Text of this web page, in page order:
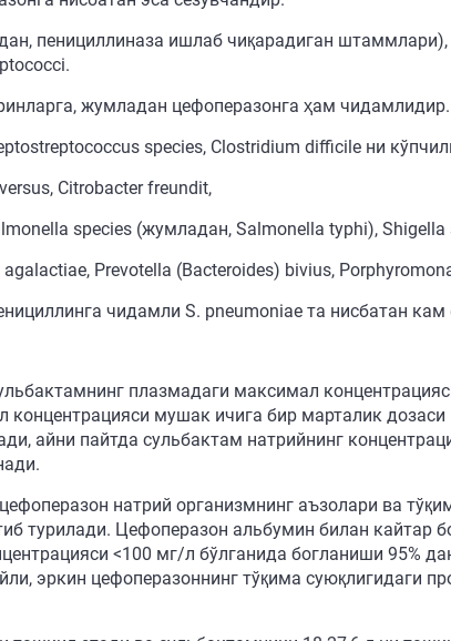
пенициллиназа ишлаб чиқарадиган
жумладан цефоперазонга ҳам чидамлидир.
species, Clostridium difficile ни
Citrobacter freundit,
species (жумладан, Salmonella typhi), Shigella
Prevotella (Bacteroides) bivius,
чидамли S. pneumoniae та нисбатан
плазмадаги максимал
мушак ичига бир марталик дозаси
айни пайтда сульбактам натрийнинг
натрий организмнинг аъзолари ва
турилади. Цефоперазон альбумин билан кайтар
<100 мг/л бўлганида богланиши 95%
эркин цефоперазоннинг тўқима суюқлигидаги